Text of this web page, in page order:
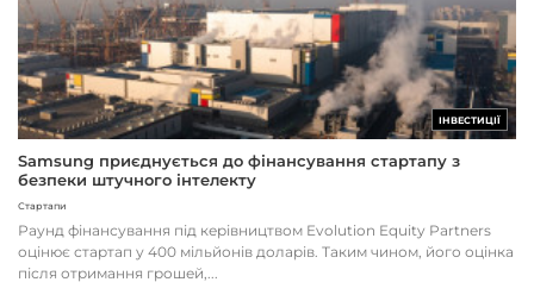
ІНВЕСТИЦІЇ
Samsung приєднується до фінансування стартапу з
безпеки штучного інтелекту
Стартапи
Раунд фінансування під керівництвом Evolution Equity Partners
оцінює стартап у 400 мільйонів доларів. Таким чином, його оцінка
після отримання грошей,...